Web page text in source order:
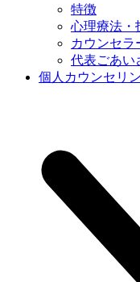
特徴
心理療法・
カウンセラ
代表ごあい
個人カウンセリ